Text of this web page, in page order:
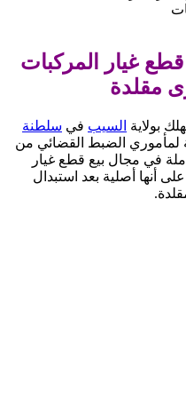
غيار المركبات
مقلدة
بولاية السيب في سلطنة
لمأموري الضبط القضائي من
في مجال بيع قطع غيار
أنها أصلية بعد استبدال